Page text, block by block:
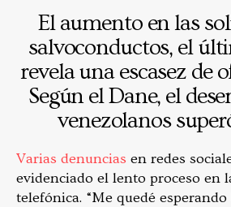
El aumento en las
salvoconductos, el
revela una escasez de
Según el Dane, el
venezolanos
Varias denuncias en redes
evidenciado el lento proceso en
telefónica. “Me quedé